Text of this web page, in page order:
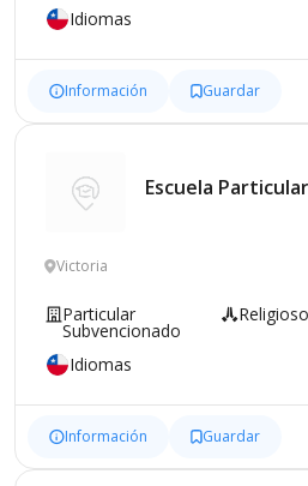
Idiomas
Información Guardar
Escuela Particular
Victoria
Particular
Subvencionado
Religioso
Idiomas
Información Guardar